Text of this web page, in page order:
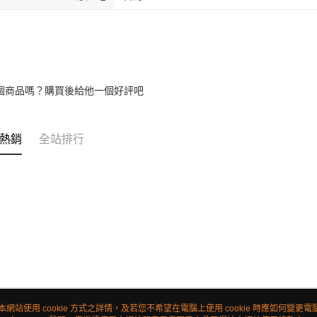
商品嗎？購買後給他一個好評吧
銷 全站排行
網站使用 cookie 方式之詳情，及若您不希望在電腦上使用 cookie 時應如何變更電